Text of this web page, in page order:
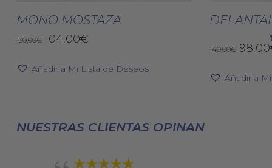
Seleccionar Opciones
tiene
variantes.
opciones
elegir
MONO MOSTAZA
130,00€ El
original
104,00€El
actual
Añadir a Mi Lista de Deseos
140,00€ El
98,00
Añadir a
NUESTRAS CLIENTAS OPINAN